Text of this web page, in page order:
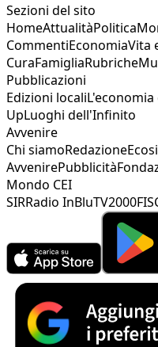
Sezioni del sito
HomeAttualitàPolitica
CommentiEconomiaVita
CuraFamigliaRubriche
Pubblicazioni
Edizioni localiL'economia
UpLuoghi dell'Infinito
Avvenire
Chi siamoRedazione
AvvenirePubblicità
Mondo CEI
SIRRadio InBluTV2000